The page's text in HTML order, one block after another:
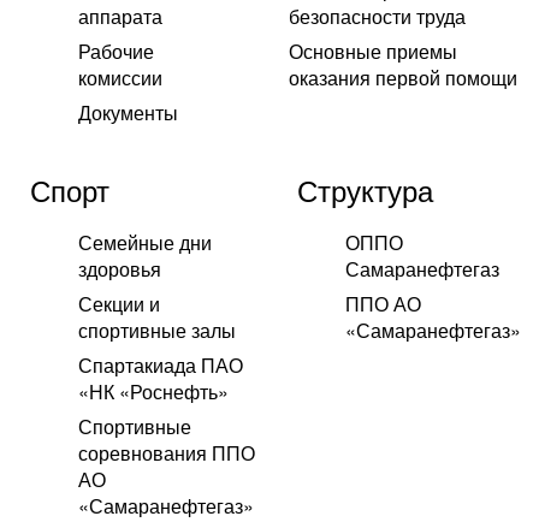
аппарата
Рабочие
комиссии
Документы
безопасности труда
Основные приемы
оказания первой помощи
Спорт
Семейные дни
здоровья
Секции и
спортивные залы
Спартакиада ПАО
«НК «Роснефть»
Спортивные
соревнования ППО
АО
«Самаранефтегаз»
Структура
ОППО
Самаранефтегаз
ППО АО
«Самаранефтегаз»